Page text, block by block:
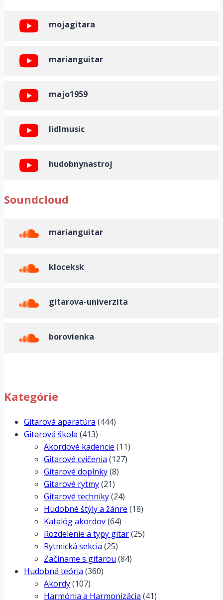
mojagitara
marianguitar
majo1959
lidlmusic
hudobnynastroj
Soundcloud
marianguitar
kloceksk
gitarova-univerzita
borovienka
Kategórie
Gitarová aparatúra (444)
Gitarová škola (413)
Akordové kadencie (11)
Gitarové cvičenia (127)
Gitarové doplnky(8)
Gitarové rytmy(21)
Gitarové techniky(24)
Hudobné štýly a žánre (18)
Katalóg akordov(64)
Rozdelenie a typy gitar(25)
Rytmická sekcia (25)
Začíname s gitarou (84)
Hudobná teória (360)
Akordy(107)
Harmónia a Harmonizácia (41)